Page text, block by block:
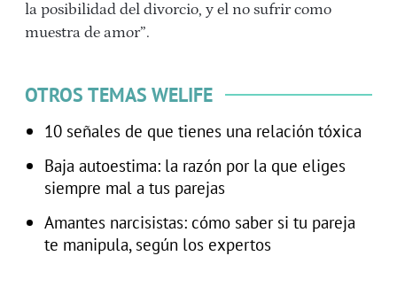
la posibilidad del divorcio, y el no sufrir como
muestra de amor”.
OTROS TEMAS WELIFE
10 señales de que tienes una relación tóxica
Baja autoestima: la razón por la que eliges
siempre mal a tus parejas
Amantes narcisistas: cómo saber si tu pareja
te manipula, según los expertos